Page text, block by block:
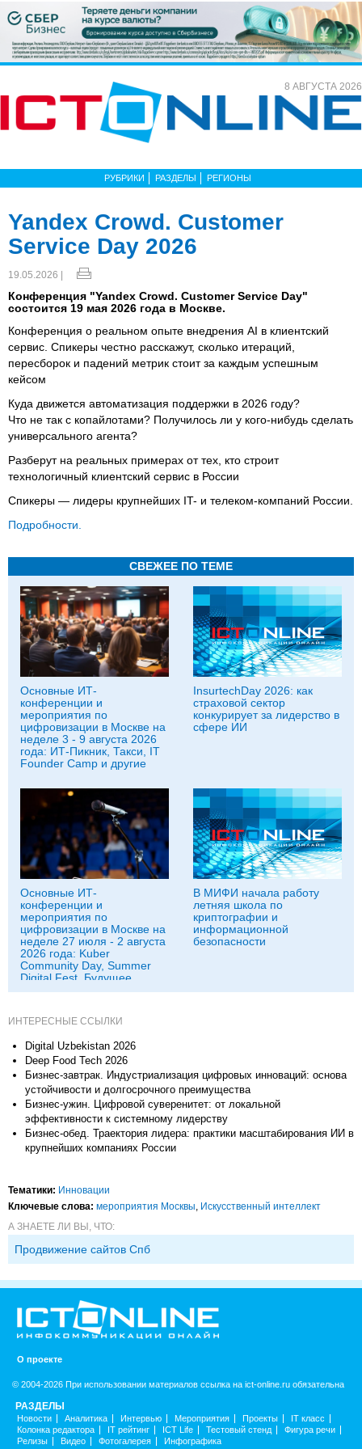
8 АВГУСТА 2026
РУБРИКИ РАЗДЕЛЫ РЕГИОНЫ
Yandex Crowd. Customer
Service Day 2026
19.05.2026 |
Конференция "Yandex Crowd. Customer Service Day"
состоится 19 мая 2026 года в Москве.
Конференция о реальном опыте внедрения AI в клиентский
сервис. Спикеры честно расскажут, сколько итераций,
пересборок и падений метрик стоит за каждым успешным
кейсом
Куда движется автоматизация поддержки в 2026 году?
Что не так с копайлотами? Получилось ли у кого-нибудь сделать
универсального агента?
Разберут на реальных примерах от тех, кто строит
технологичный клиентский сервис в России
Спикеры — лидеры крупнейших IT- и телеком-компаний России.
Подробности.
СВЕЖЕЕ ПО ТЕМЕ
Основные ИТ-
конференции и
мероприятия по
цифровизации в Москве на
неделе 3 - 9 августа 2026
года: ИТ-Пикник, Такси, IT
Founder Camp и другие
InsurtechDay 2026: как
страховой сектор
конкурирует за лидерство в
сфере ИИ
Основные ИТ-
конференции и
мероприятия по
цифровизации в Москве на
неделе 27 июля - 2 августа
2026 года: Kuber
Community Day, Summer
Digital Fest, Будущее
исследований в
В МИФИ начала работу
летняя школа по
криптографии и
информационной
безопасности
ИНТЕРЕСНЫЕ ССЫЛКИ
Digital Uzbekistan 2026
Deep Food Tech 2026
Бизнес-завтрак. Индустриализация цифровых инноваций: основа
устойчивости и долгосрочного преимущества
Бизнес-ужин. Цифровой суверенитет: от локальной
эффективности к системному лидерству
Бизнес-обед. Траектория лидера: практики масштабирования ИИ в
крупнейших компаниях России
Тематики: Инновации
Ключевые слова: мероприятия Москвы Искусственный интеллект
А ЗНАЕТЕ ЛИ ВЫ, ЧТО:
Продвижение сайтов Спб
О проекте
© 2004-2026 При использовании материалов ссылка на ict-online.ru обязательна
РАЗДЕЛЫ
Новости Аналитика Интервью Мероприятия Проекты
IT класс
Колонка редактора
IT рейтинг ICT Life Тестовый стенд
Фигура речи
Релизы
Видео Фотогалерея Инфографика